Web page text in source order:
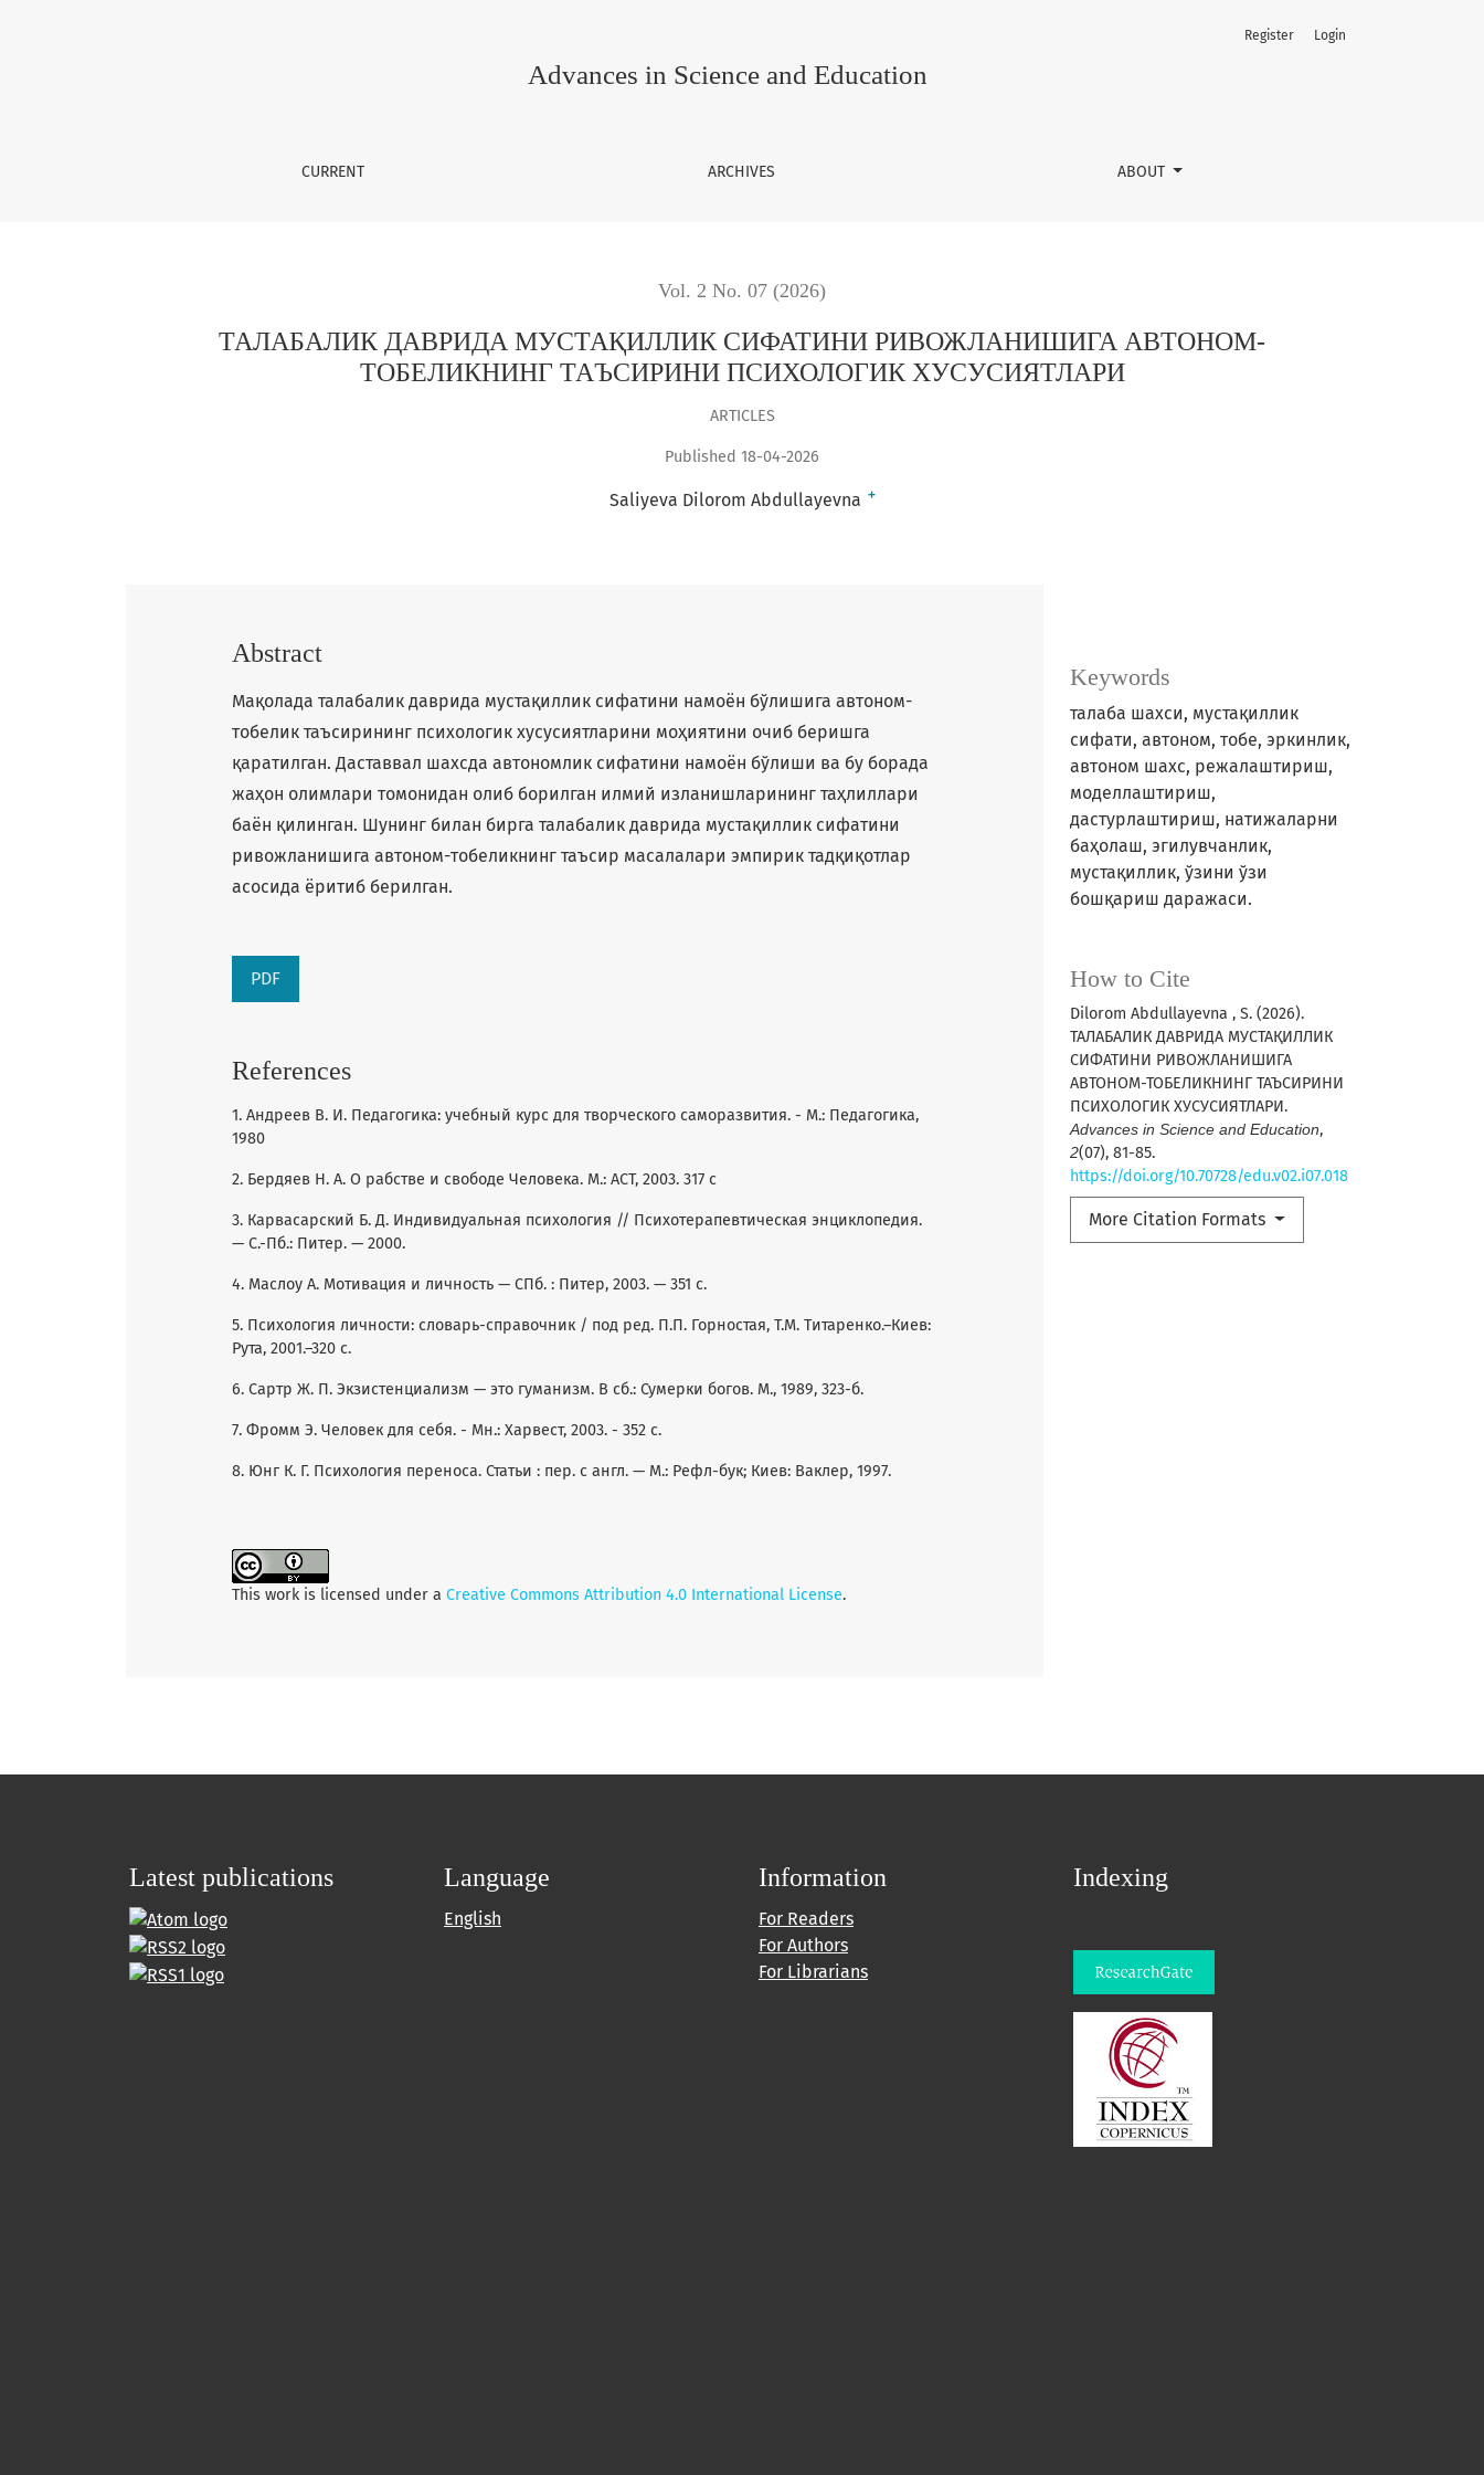
Advances in Science and Education
CURRENT ARCHIVES ABOUT
Register Login
Vol. 2 No. 07 (2026)
ТАЛАБАЛИК ДАВРИДА МУСТАҚИЛЛИК СИФАТИНИ РИВОЖЛАНИШИГА АВТОНОМ-
ТОБЕЛИКНИНГ ТАЪСИРИНИ ПСИХОЛОГИК ХУСУСИЯТЛАРИ
ARTICLES
Published 18-04-2026
Saliyeva Dilorom Abdullayevna +
Keywords
талаба шахси, мустақиллик
сифати, автоном, тобе, эркинлик,
автоном шахс, режалаштириш,
моделлаштириш,
дастурлаштириш, натижаларни
баҳолаш, эгилувчанлик,
мустақиллик, ўзини ўзи
бошқариш даражаси.
How to Cite
Dilorom Abdullayevna , S. (2026).
ТАЛАБАЛИК ДАВРИДА МУСТАҚИЛЛИК
СИФАТИНИ РИВОЖЛАНИШИГА
АВТОНОМ-ТОБЕЛИКНИНГ ТАЪСИРИНИ
ПСИХОЛОГИК ХУСУСИЯТЛАРИ.
Advances in Science and Education,
2(07), 81-85.
https://doi.org/10.70728/edu.v02.i07.018
More Citation Formats
Abstract
Мақолада талабалик даврида мустақиллик сифатини намоён бўлишига автоном-
тобелик таъсирининг психологик хусусиятларини моҳиятини очиб беришга
қаратилган. Даставвал шахсда автономлик сифатини намоён бўлиши ва бу борада
жаҳон олимлари томонидан олиб борилган илмий изланишларининг таҳлиллари
баён қилинган. Шунинг билан бирга талабалик даврида мустақиллик сифатини
ривожланишига автоном-тобеликнинг таъсир масалалари эмпирик тадқиқотлар
асосида ёритиб берилган.
PDF
References
1. Андреев В. И. Педагогика: учебный курс для творческого саморазвития. - М.: Педагогика,
1980
2. Бердяев Н. А. О рабстве и свободе Человека. М.: АСТ, 2003. 317 с
3. Карвасарский Б. Д. Индивидуальная психология // Психотерапевтическая энциклопедия.
— С.-Пб.: Питер. — 2000.
4. Маслоу А. Мотивация и личность — СПб. : Питер, 2003. — 351 с.
5. Психология личности: словарь-справочник / под ред. П.П. Горностая, Т.М. Титаренко.–Киев:
Рута, 2001.–320 с.
6. Сартр Ж. П. Экзистенциализм — это гуманизм. В сб.: Сумерки богов. М., 1989, 323-б.
7. Фромм Э. Человек для себя. - Мн.: Харвест, 2003. - 352 с.
8. Юнг К. Г. Психология переноса. Статьи : пер. с англ. — М.: Рефл-бук; Киев: Ваклер, 1997.
This work is licensed under a Creative Commons Attribution 4.0 International License.
Latest publications Language
English
Information
For Readers
For Authors
For Librarians
Indexing